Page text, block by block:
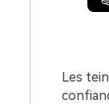
Les